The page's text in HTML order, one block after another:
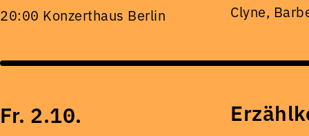
20:00 Konzerthaus Berlin Clyne,
Fr. 2.10.